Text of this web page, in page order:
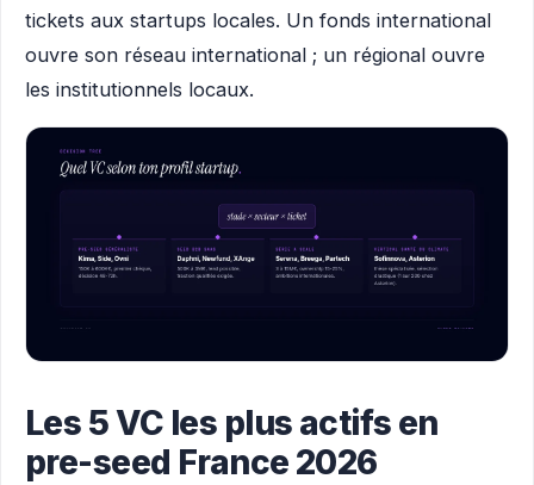
tickets aux startups locales. Un fonds international
ouvre son réseau international ; un régional ouvre
les institutionnels locaux.
Les 5 VC les plus actifs en
pre-seed France 2026